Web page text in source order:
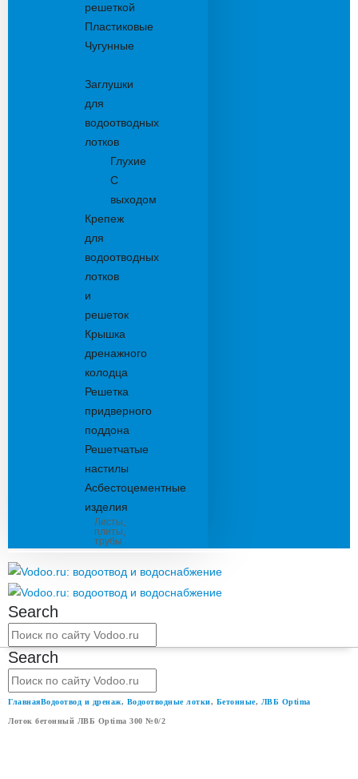
решеткой
Пластиковые
Чугунные
Заглушки
для
водоотводных
лотков
Глухие
С
выходом
Крепеж
для
водоотводных
лотков
и
решеток
Крышка
дренажного
колодца
Решетка
придверного
поддона
Решетчатые
настилы
Асбестоцементные
изделия
Листы,
плиты,
трубы
Search
Search
ГлавнаяВодоотвод и дренаж, Водоотводные лотки, Бетонные, ЛВБ Optima
Лоток бетонный ЛВБ Optima 300 №0/2